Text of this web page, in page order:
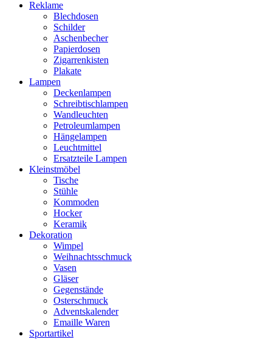
Reklame
Blechdosen
Schilder
Aschenbecher
Papierdosen
Zigarrenkisten
Plakate
Lampen
Deckenlampen
Schreibtischlampen
Wandleuchten
Petroleumlampen
Hängelampen
Leuchtmittel
Ersatzteile Lampen
Kleinstmöbel
Tische
Stühle
Kommoden
Hocker
Keramik
Dekoration
Wimpel
Weihnachtsschmuck
Vasen
Gläser
Gegenstände
Osterschmuck
Adventskalender
Emaille Waren
Sportartikel